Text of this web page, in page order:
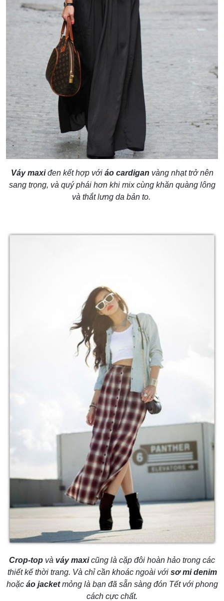
Váy maxiđen kết hợp với áo cardigan vàng nhạt trở nên
sang trọng, và quý phái hơn khi mix cùng khăn quàng lông
và thắt lưng da bản to.
Crop-top và váy maxicũng là cặp đôi hoàn hảo trong các
thiết kế thời trang. Và chỉ cần khoác ngoài với sơ mi denim
hoặc áo jacketmỏng là bạn đã sẵn sàng đón Tết với phong
cách cực chất.